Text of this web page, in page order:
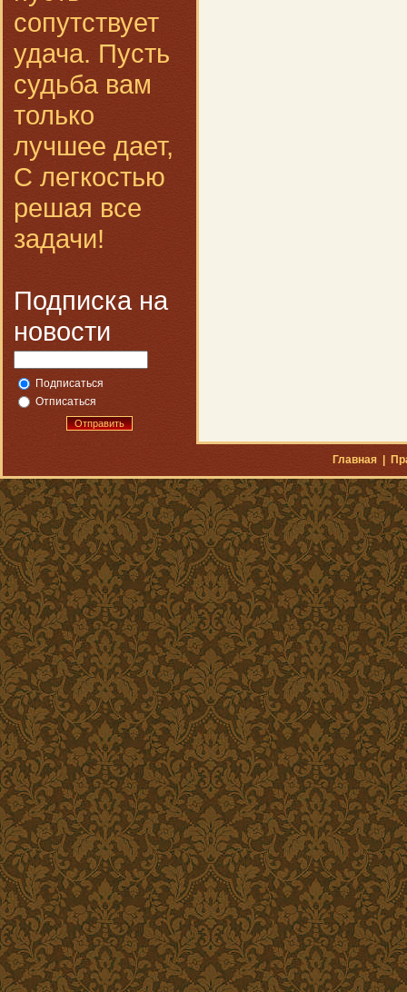
сопутствует
удача. Пусть
судьба вам
только
лучшее дает,
С легкостью
решая все
задачи!
Подписка на
новости
Подписаться
Отписаться
Отправить
Главная|